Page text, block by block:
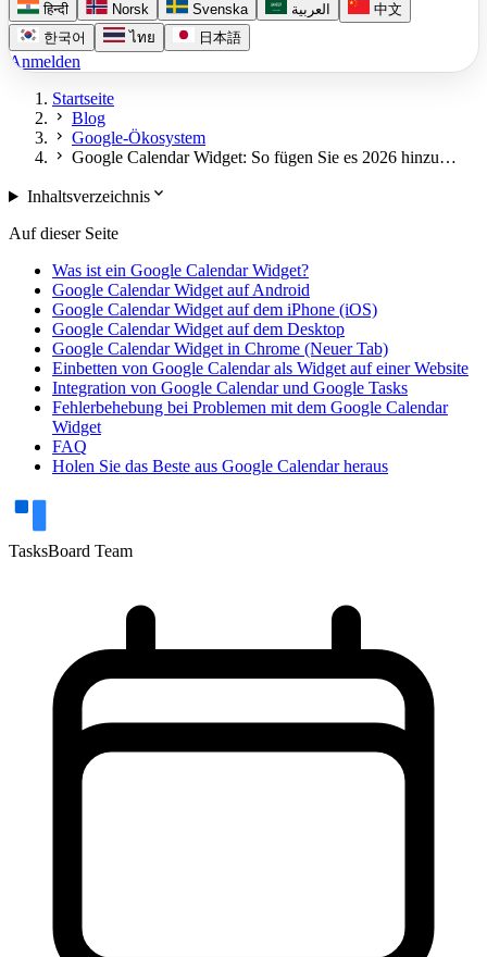
हिन्दी
Norsk Svenska العربية
中文
한국어
ไทย 日本語
Anmelden
Startseite
chevron_right Blog
chevron_right Google-Ökosystem
chevron_right Google Calendar Widget: So fügen Sie es 2026 hinzu…
Inhaltsverzeichnisexpand_more
Auf dieser Seite
Was ist ein Google Calendar Widget?
Google Calendar Widget auf Android
Google Calendar Widget auf dem iPhone (iOS)
Google Calendar Widget auf dem Desktop
Google Calendar Widget in Chrome (Neuer Tab)
Einbetten von Google Calendar als Widget auf einer Website
Integration von Google Calendar und Google Tasks
Fehlerbehebung bei Problemen mit dem Google Calendar
Widget
FAQ
Holen Sie das Beste aus Google Calendar heraus
TasksBoard Team